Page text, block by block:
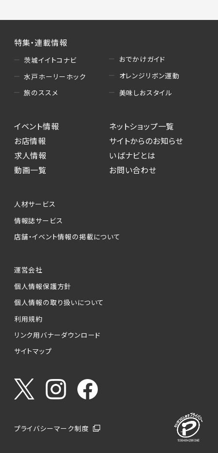
特集・連載情報
茨城イイトコナビ
水戸ホーリーホック
旅のススメ
おでかけガイド
オレンジリボン運動
美味しおスタイル
イベント情報
お店情報
求人情報
動画一覧
ネットショップ一覧
サイトからのお知らせ
いばナビとは
お問い合わせ
人材サービス
情報誌サービス
店舗・イベント情報の掲載について
運営会社
個人情報保護方針
個人情報の取り扱いについて
利用規約
リンク用バナーダウンロード
サイトマップ
プライバシーマーク制度